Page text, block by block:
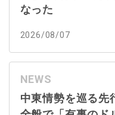
なった
2026/08/07
NEWS
中東情勢を巡る先